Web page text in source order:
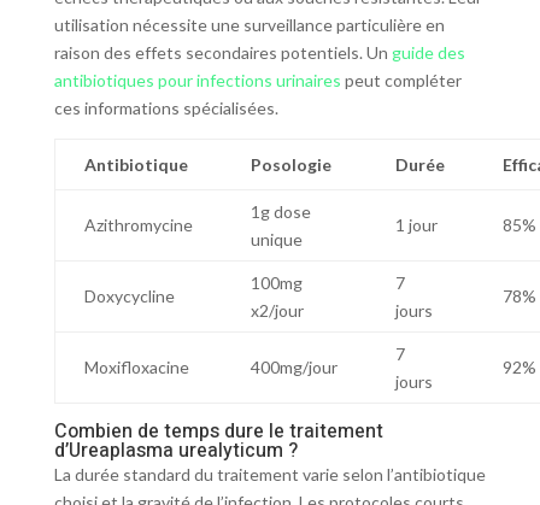
utilisation nécessite une surveillance particulière en
raison des effets secondaires potentiels. Un guide des
antibiotiques pour infections urinaires peut compléter
ces informations spécialisées.
Antibiotique Posologie Durée
Azithromycine
1g dose
unique
1 jour 85%
Doxycycline
100mg
x2/jour
7
jours
78%
Moxifloxacine 400mg/jour
7
jours
92%
Combien de temps dure le traitement
d’Ureaplasma urealyticum ?
La durée standard du traitement varie selon l’antibiotique